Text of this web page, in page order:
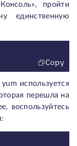
пройти
единственную
Copy
используется
перешла на
воспользуйтесь